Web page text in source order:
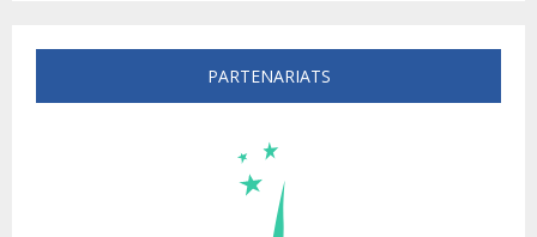
PARTENARIATS